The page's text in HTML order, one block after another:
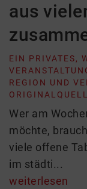
aus
EIN PRIVATES,
REGION UND
Wer am
möchte,
viele offene
im städti...
weiterlesen